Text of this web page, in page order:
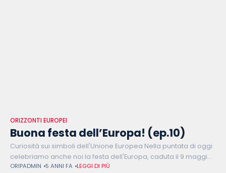
ORIZZONTI EUROPEI
Buona festa dell’Europa! (ep.10)
Curiosità sui simboli dell'Unione Europea Nella puntata di oggi
celebriamo anche noi la festa dell'Europa, caduta il 9 maggio.
Per festeggiare, mettiamo alla prova Agnese con un quiz sui
ORIPADMIN 5 ANNI FA LEGGI DI PIÙ